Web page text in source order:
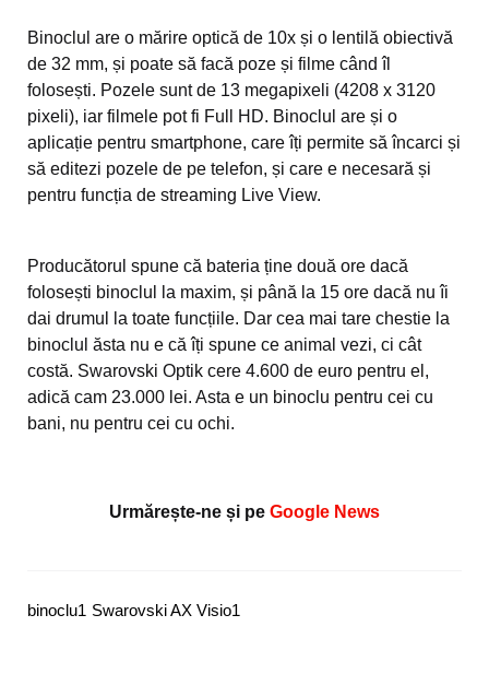
Binoclul are o mărire optică de 10x și o lentilă obiectivă
de 32 mm, și poate să facă poze și filme când îl
folosești. Pozele sunt de 13 megapixeli (4208 x 3120
pixeli), iar filmele pot fi Full HD. Binoclul are și o
aplicație pentru smartphone, care îți permite să încarci și
să editezi pozele de pe telefon, și care e necesară și
pentru funcția de streaming Live View.
Producătorul spune că bateria ține două ore dacă
folosești binoclul la maxim, și până la 15 ore dacă nu îi
dai drumul la toate funcțiile. Dar cea mai tare chestie la
binoclul ăsta nu e că îți spune ce animal vezi, ci cât
costă. Swarovski Optik cere 4.600 de euro pentru el,
adică cam 23.000 lei. Asta e un binoclu pentru cei cu
bani, nu pentru cei cu ochi.
Urmărește-ne și pe Google News
binoclu1 Swarovski AX Visio1